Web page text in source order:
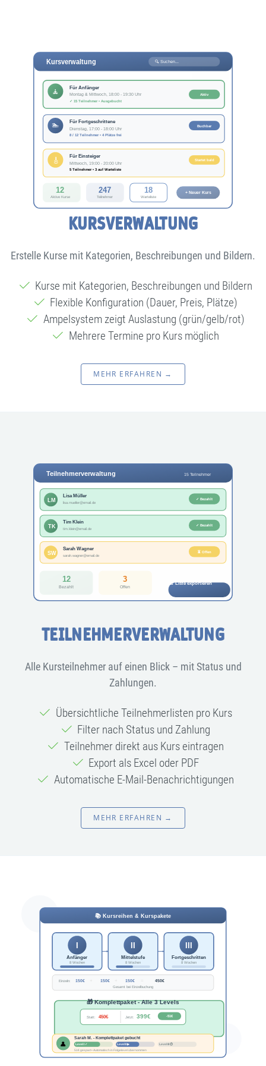
KURSVERWALTUNG
Erstelle Kurse mit Kategorien, Beschreibungen und Bildern.
Kurse mit Kategorien, Beschreibungen und Bildern
Flexible Konfiguration (Dauer, Preis, Plätze)
Ampelsystem zeigt Auslastung (grün/gelb/rot)
Mehrere Termine pro Kurs möglich
MEHR ERFAHREN →
TEILNEHMERVERWALTUNG
Alle Kursteilnehmer auf einen Blick – mit Status und
Zahlungen.
Übersichtliche Teilnehmerlisten pro Kurs
Filter nach Status und Zahlung
Teilnehmer direkt aus Kurs eintragen
Export als Excel oder PDF
Automatische E-Mail-Benachrichtigungen
MEHR ERFAHREN →